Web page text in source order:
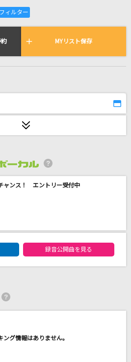
全国りれき
で歌われている曲の一覧
MYリスト保存
ャンス！ エントリー受付中
カルエントリーランキング
録音公開曲を見る